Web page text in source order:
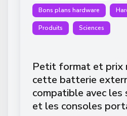
Bons plans hardware
Produits Sciences
Petit format et prix
cette batterie
compatible avec les
et les consoles